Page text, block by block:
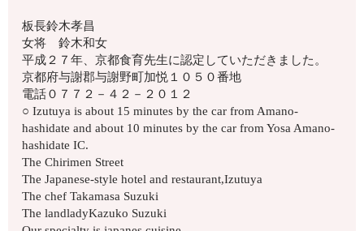
板長鈴木孝昌
女将 鈴木和女
平成２７年、京都食育先生に認定していただきました。
京都府与謝郡与謝野町加悦１０５０番地
電話０７７２－４２－２０１２
○ Izutuya is about 15 minutes by the car from Amano-
hashidate and about 10 minutes by the car from Yosa Amano-
hashidate IC.
The Chirimen Street
The Japanese-style hotel and restaurant,Izutuya
The chef Takamasa Suzuki
The landladyKazuko Suzuki